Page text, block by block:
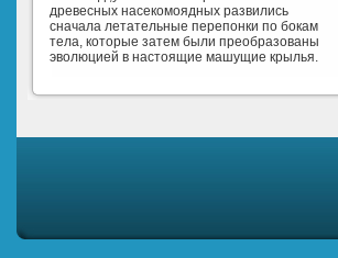
древесных насекомоядных развились
сначала летательные перепонки по бокам
тела, которые затем были преобразованы
эволюцией в настоящие машущие крылья.